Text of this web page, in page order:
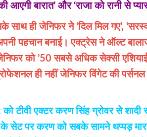
बारात’ और ‘राजा को रानी से प्यार
ही जेनिफर ने ‘दिल मिल गए’,
पहचान बनाई। एक्ट्रेस ने ऑल्ट
को ’50 सबसे अधिक सेक्सी
ही नहीं जेनिफर विंगेट की
टीवी एक्टर करण सिंह ग्रोवर से शादी
सेट पर करण को सबके सामने थप्पड़ मार